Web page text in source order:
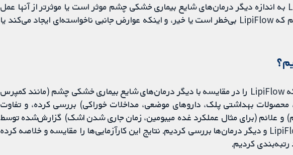
ما خواستیم بدانیم که LipiFlow به اندازه دیگر درمان‌های شایع بیماری خشکی چشم موثر است یا موثرتر از آنها عمل
می‌کند. همچنین خواستیم بدانیم که LipiFlow بی‌خطر است یا خیر، و اینکه عوارض جانبی ناخواسته‌ای ایجاد می‌کند یا
در جست‌وجوی مطالعاتی بودیم که LipiFlow را در مقایسه با دیگر درمان‌های شایع بیماری خشکی چشم (مانند کمپرس
بهداشتی پلک، داروهای موضعی، مداخلات خوراکی) بررسی کرده، و تفاوت
و علائم (برای مثال عملکرد غده میبومین، زمان جاری شدن اشک) گزارش‌شده توسط
بیمار را بر اساس استفاده از LipiFlow و دیگر درمان‌ها بررسی کردیم. نتایج این کارآزمایی‌ها را مقایسه و خلاصه کرده
کردیم.